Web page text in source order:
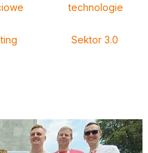
technologie
Sektor 3.0